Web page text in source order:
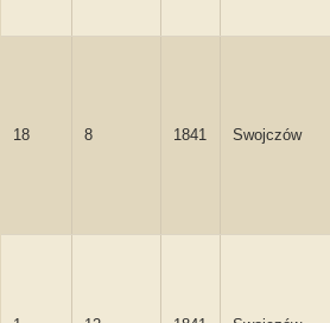
18 8 1841 Swojczów